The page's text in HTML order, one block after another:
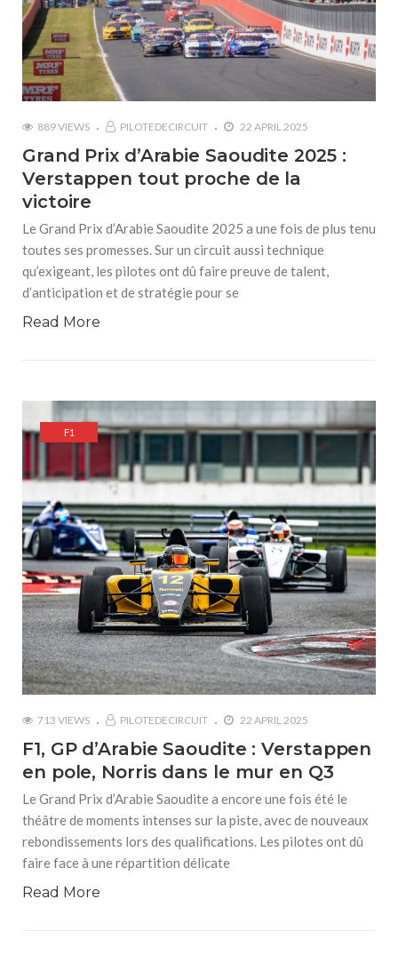
889 VIEWS PILOTEDECIRCUIT 22 APRIL 2025
Grand Prix d’Arabie Saoudite 2025 :
Verstappen tout proche de la
victoire
Le Grand Prix d’Arabie Saoudite 2025 a une fois de plus tenu
toutes ses promesses. Sur un circuit aussi technique
qu’exigeant, les pilotes ont dû faire preuve de talent,
d’anticipation et de stratégie pour se
Read More
F1
713 VIEWS PILOTEDECIRCUIT 22 APRIL 2025
F1, GP d’Arabie Saoudite : Verstappen
en pole, Norris dans le mur en Q3
Le Grand Prix d’Arabie Saoudite a encore une fois été le
théâtre de moments intenses sur la piste, avec de nouveaux
rebondissements lors des qualifications. Les pilotes ont dû
faire face à une répartition délicate
Read More